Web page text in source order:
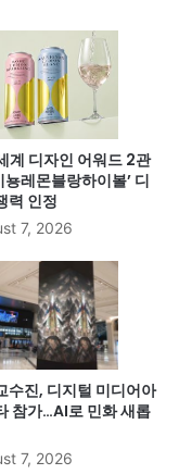
계 디자인 어워드 2관
뇽레몬블랑하이볼’ 디
력 인정
7, 2026
수진, 디지털 미디어아
참가…AI로 민화 새롭
7, 2026